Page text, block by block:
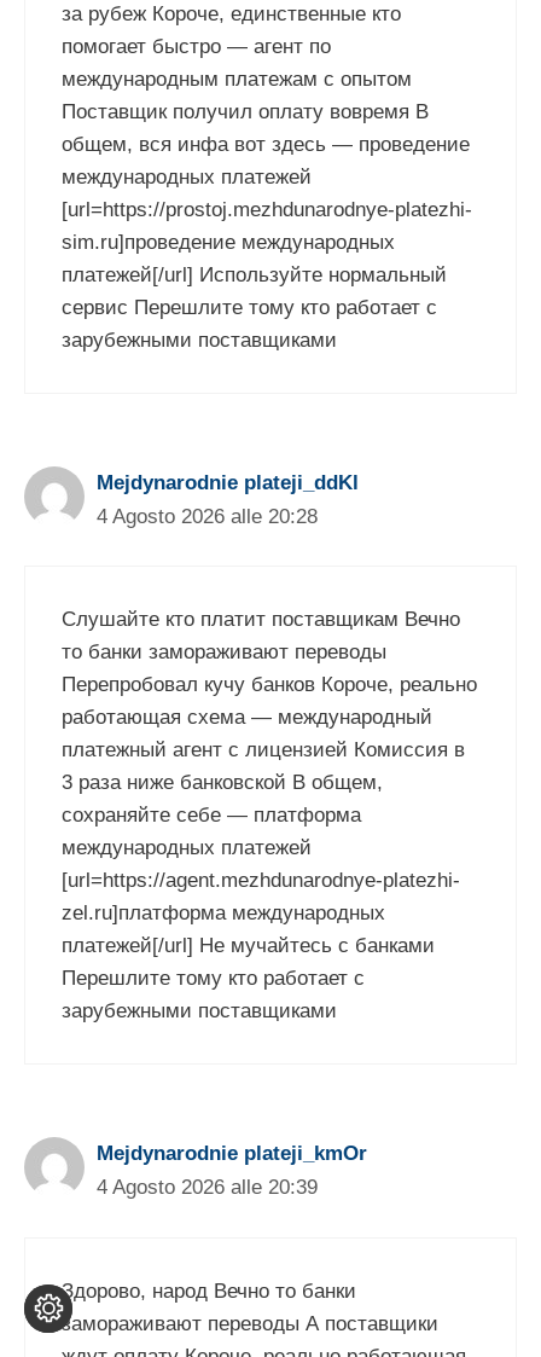
за рубеж Короче, единственные кто
помогает быстро — агент по
международным платежам с опытом
Поставщик получил оплату вовремя В
общем, вся инфа вот здесь — проведение
международных платежей
[url=https://prostoj.mezhdunarodnye-platezhi-
sim.ru]проведение международных
платежей[/url] Используйте нормальный
сервис Перешлите тому кто работает с
зарубежными поставщиками
Mejdynarodnie plateji_ddKl
4 Agosto 2026 alle 20:28
Слушайте кто платит поставщикам Вечно
то банки замораживают переводы
Перепробовал кучу банков Короче, реально
работающая схема — международный
платежный агент с лицензией Комиссия в
3 раза ниже банковской В общем,
сохраняйте себе — платформа
международных платежей
[url=https://agent.mezhdunarodnye-platezhi-
zel.ru]платформа международных
платежей[/url] Не мучайтесь с банками
Перешлите тому кто работает с
зарубежными поставщиками
Mejdynarodnie plateji_kmOr
4 Agosto 2026 alle 20:39
Здорово, народ Вечно то банки
замораживают переводы А поставщики